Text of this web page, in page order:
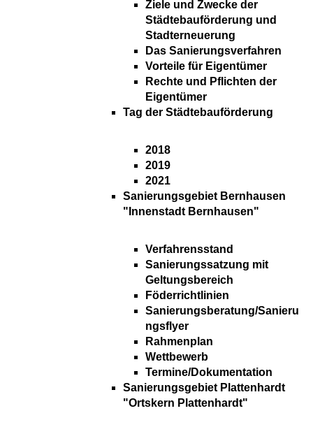
Ziele und Zwecke der
Städtebauförderung und
Stadterneuerung
Das Sanierungsverfahren
Vorteile für Eigentümer
Rechte und Pflichten der
Eigentümer
Tag der Städtebauförderung
2018
2019
2021
Sanierungsgebiet Bernhausen
"Innenstadt Bernhausen"
Verfahrensstand
Sanierungssatzung mit
Geltungsbereich
Föderrichtlinien
Sanierungsberatung/Sanieru
ngsflyer
Rahmenplan
Wettbewerb
Termine/Dokumentation
Sanierungsgebiet Plattenhardt
"Ortskern Plattenhardt"